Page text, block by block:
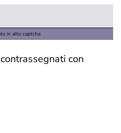
in alto captcha
con